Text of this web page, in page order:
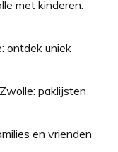
met kinderen:
ontdek uniek
paklijsten
en vrienden